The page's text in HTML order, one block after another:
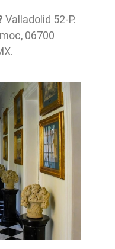
Valladolid 52-P.
06700